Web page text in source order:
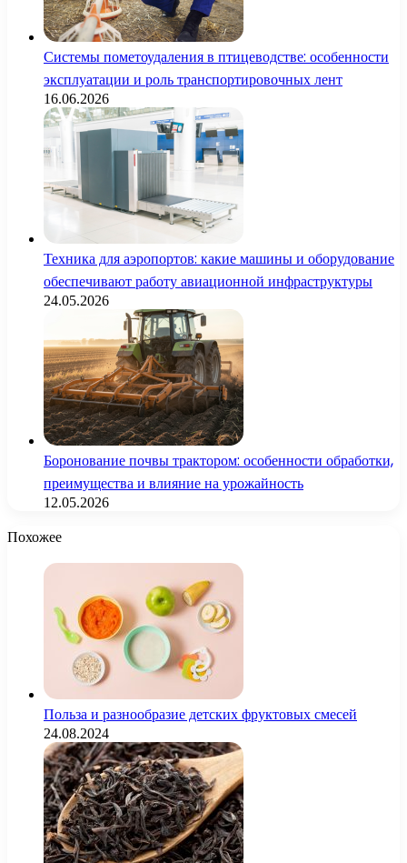
Системы пометоудаления в птицеводстве: особенности
эксплуатации и роль транспортировочных лент
16.06.2026
Техника для аэропортов: какие машины и оборудование
обеспечивают работу авиационной инфраструктуры
24.05.2026
Боронование почвы трактором: особенности обработки,
преимущества и влияние на урожайность
12.05.2026
Похожее
Польза и разнообразие детских фруктовых смесей
24.08.2024